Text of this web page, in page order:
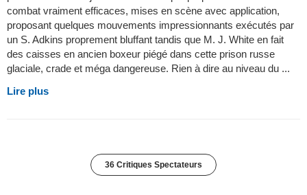
combat vraiment efficaces, mises en scène avec application,
proposant quelques mouvements impressionnants exécutés par
un S. Adkins proprement bluffant tandis que M. J. White en fait
des caisses en ancien boxeur piégé dans cette prison russe
glaciale, crade et méga dangereuse. Rien à dire au niveau du ...
Lire plus
36 Critiques Spectateurs